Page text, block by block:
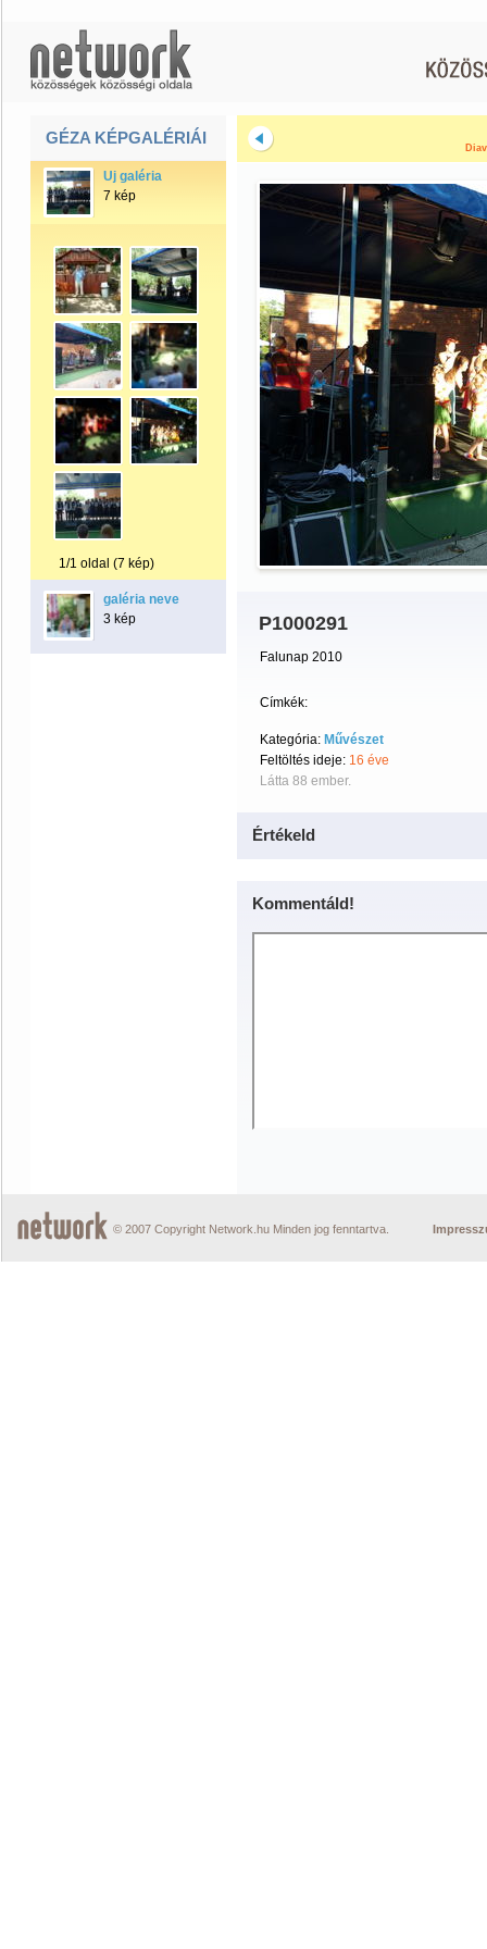
GÉZA KÉPGALÉRIÁI
Uj galéria
7 kép
1/1 oldal (7 kép)
galéria neve
3 kép
P1000291
Falunap 2010
Címkék:
Kategória: Művészet
Feltöltés ideje: 16 éve
Látta 88 ember.
Értékeld
Kommentáld!
© 2007 Copyright Network.hu Minden jog fenntartva.